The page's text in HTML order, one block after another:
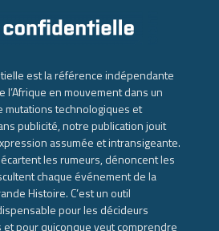
est la référence indépendante
l’Afrique en mouvement dans un
mutations technologiques et
publicité, notre publication jouit
assumée et intransigeante.
les rumeurs, dénoncent les
chaque événement de la
Histoire. C’est un outil
pour les décideurs
pour quiconque veut comprendre